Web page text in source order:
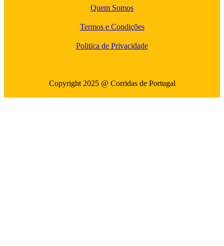
Quem Somos
Termos e Condições
Politica de Privacidade
Copyright 2025 @ Corridas de Portugal